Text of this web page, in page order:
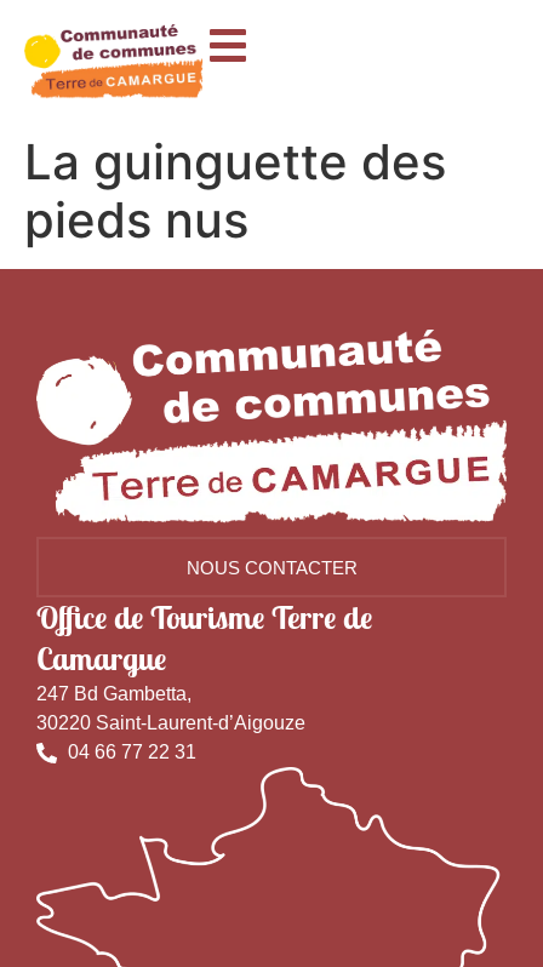
principal
La guinguette des
pieds nus
NOUS CONTACTER
Office de Tourisme Terre de
Camargue
247 Bd Gambetta,
30220 Saint-Laurent-d’Aigouze
04 66 77 22 31